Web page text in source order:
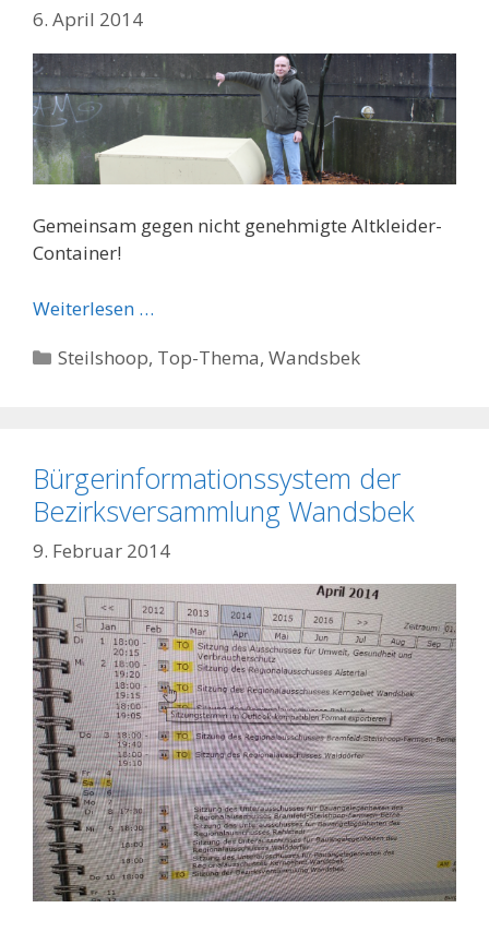
6. April 2014
Gemeinsam gegen nicht genehmigte Altkleider-
Container!
Weiterlesen …
Kategorien
Steilshoop, Top-Thema,Wandsbek
Bürgerinformationssystem der
Bezirksversammlung Wandsbek
9. Februar 2014